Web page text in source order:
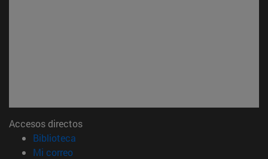
Accesos directos
Biblioteca
Mi correo(abre en nueva ventana)